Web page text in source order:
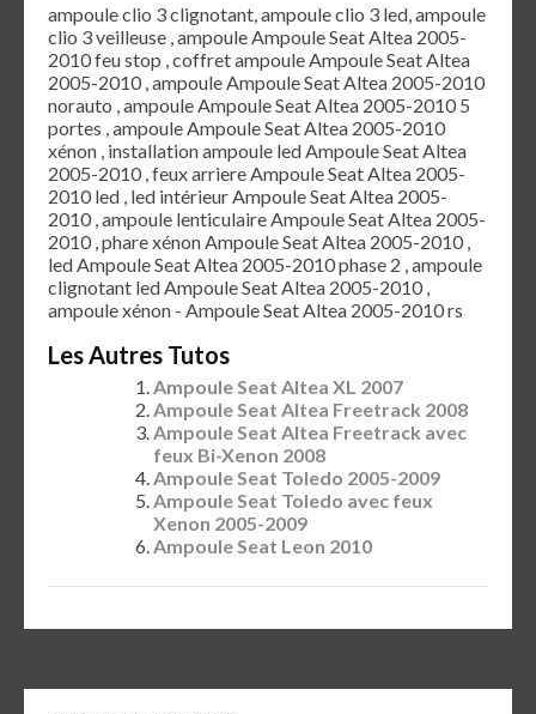
ampoule clio 3 clignotant, ampoule clio 3 led, ampoule
clio 3 veilleuse , ampoule Ampoule Seat Altea 2005-
2010 feu stop , coffret ampoule Ampoule Seat Altea
2005-2010 , ampoule Ampoule Seat Altea 2005-2010
norauto , ampoule Ampoule Seat Altea 2005-2010 5
portes , ampoule Ampoule Seat Altea 2005-2010
xénon , installation ampoule led Ampoule Seat Altea
2005-2010 , feux arriere Ampoule Seat Altea 2005-
2010 led , led intérieur Ampoule Seat Altea 2005-
2010 , ampoule lenticulaire Ampoule Seat Altea 2005-
2010 , phare xénon Ampoule Seat Altea 2005-2010 ,
led Ampoule Seat Altea 2005-2010 phase 2 , ampoule
clignotant led Ampoule Seat Altea 2005-2010 ,
ampoule xénon - Ampoule Seat Altea 2005-2010 rs
Les Autres Tutos
Ampoule Seat Altea XL 2007
Ampoule Seat Altea Freetrack 2008
Ampoule Seat Altea Freetrack avec
feux Bi-Xenon 2008
Ampoule Seat Toledo 2005-2009
Ampoule Seat Toledo avec feux
Xenon 2005-2009
Ampoule Seat Leon 2010